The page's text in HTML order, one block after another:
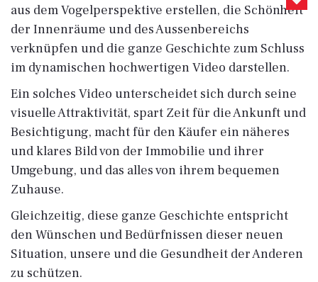
aus dem Vogelperspektive erstellen, die Schönheit
der Innenräume und des Aussenbereichs
verknüpfen und die ganze Geschichte zum Schluss
im dynamischen hochwertigen Video darstellen.
Ein solches Video unterscheidet sich durch seine
visuelle Attraktivität, spart Zeit für die Ankunft und
Besichtigung, macht für den Käufer ein näheres
und klares Bild von der Immobilie und ihrer
Umgebung, und das alles von ihrem bequemen
Zuhause.
Gleichzeitig, diese ganze Geschichte entspricht
den Wünschen und Bedürfnissen dieser neuen
Situation, unsere und die Gesundheit der Anderen
zu schützen.